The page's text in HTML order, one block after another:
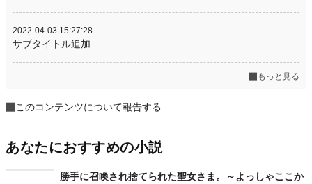
2022-04-03 15:27:28
サブタイトル追加
もっと見る
このコンテンツについて報告する
あなたにおすすめの小説
勝手に召喚され捨てられた聖女さま。～よっしゃここか